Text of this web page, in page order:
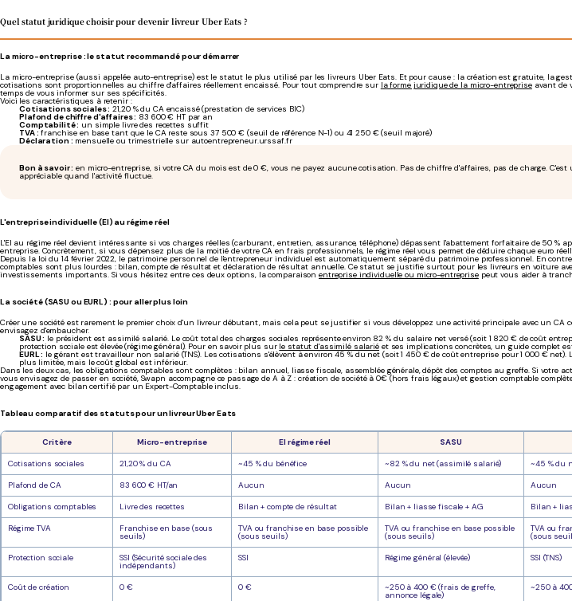
Quel statut juridique choisir pour devenir livreur Uber Eats ?
La micro-entreprise : le statut recommandé pour démarrer
La micro-entreprise (aussi appelée auto-entreprise) est le statut le plus utilisé par les livreurs Uber Eats. Et pour cause : la création est gratuite, la
cotisations sont proportionnelles au chiffre d'affaires réellement encaissé. Pour tout comprendre sur la forme juridique de la micro-entrepriseavant de
temps de vous informer sur ses spécificités.
Voici les caractéristiques à retenir :
Cotisations sociales : 21,20 % du CA encaissé (prestation de services BIC)
Plafond de chiffre d'affaires : 83 600 € HT par an
Comptabilité : un simple livre des recettes suffit
TVA :franchise en base tant que le CA reste sous 37 500 € (seuil de référence N-1) ou 41 250 € (seuil majoré)
Déclaration : mensuelle ou trimestrielle sur autoentrepreneur.urssaf.fr
Bon à savoir : en micro-entreprise, si votre CA du mois est de 0 €, vous ne payez aucune cotisation. Pas de chiffre d'affaires, pas de charge.
appréciable quand l'activité fluctue.
L'entreprise individuelle (EI) au régime réel
L'EI au régime réel devient intéressante si vos charges réelles (carburant, entretien, assurance, téléphone) dépassent l'abattement forfaitaire de 50 %
entreprise. Concrètement, si vous dépensez plus de la moitié de votre CA en frais professionnels, le régime réel vous permet de déduire chaque euro
Depuis la loi du 14 février 2022, le patrimoine personnel de l'entrepreneur individuel est automatiquement séparé du patrimoine professionnel. En
comptables sont plus lourdes : bilan, compte de résultat et déclaration de résultat annuelle. Ce statut se justifie surtout pour les livreurs en voiture
investissements importants. Si vous hésitez entre ces deux options, la comparaisonentreprise individuelle ou micro-entreprisepeut vous aider à
La société (SASU ou EURL) : pour aller plus loin
Créer une société est rarement le premier choix d'un livreur débutant, mais cela peut se justifier si vous développez une activité principale avec un CA
envisagez d'embaucher.
SASU : le président est assimilé salarié. Le coût total des charges sociales représente environ 82 % du salaire net versé (soit 1 820 € de coût
protection sociale est élevée (régime général). Pour en savoir plus sur le statut d'assimilé salarié et ses implications concrètes, un guide complet
EURL : le gérant est travailleur non salarié (TNS). Les cotisations s'élèvent à environ 45 % du net (soit 1 450 € de coût entreprise pour 1 000 € net).
plus limitée, mais le coût global est inférieur.
Dans les deux cas, les obligations comptables sont complètes : bilan annuel, liasse fiscale, assemblée générale, dépôt des comptes au greffe. Si votre
vous envisagez de passer en société, Swapn accompagne ce passage de A à Z : création de société à 0€ (hors frais légaux) et gestion comptable
engagement avec bilan certifié par un Expert-Comptable inclus.
Tableau comparatif des statuts pour un livreur Uber Eats
Critère Micro-entreprise EI régime réel SASU
Cotisations sociales 21,20 % du CA ~45 % du bénéfice ~82 % du net (assimilé salarié) ~45 % du
Plafond de CA 83 600 € HT/an Aucun Aucun Aucun
Obligations comptables Livre des recettes Bilan + compte de résultat Bilan + liasse fiscale + AG Bilan +
Régime TVA Franchise en base (sous
seuils)
TVA ou franchise en base possible
(sous seuils)
TVA ou franchise en base possible
(sous seuils)
TVA ou
(sous
Protection sociale SSI (Sécurité sociale des
indépendants)
SSI Régime général (élevée) SSI (TNS)
Coût de création 0 € 0 € ~250 à 400 € (frais de greffe,
annonce légale)
~250 à